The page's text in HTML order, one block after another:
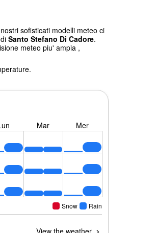
sofisticati modelli meteo ci
Santo Stefano Di Cadore.
meteo piu' ampia ,